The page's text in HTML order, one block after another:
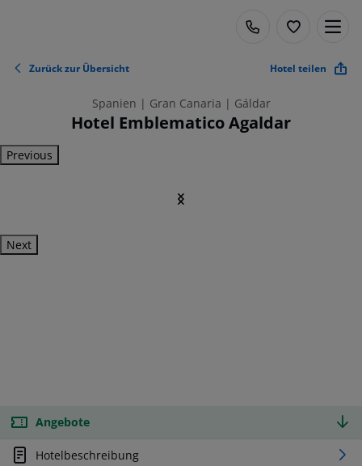
Zurück zur Übersicht Hotel teilen
Spanien | Gran Canaria | Gáldar
Hotel Emblematico Agaldar
Previous
Next
Angebote
Hotelbeschreibung